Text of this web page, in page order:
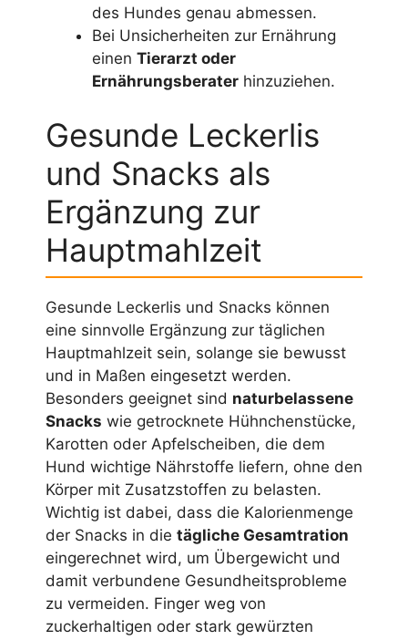
des Hundes genau abmessen.
Bei Unsicherheiten zur Ernährung
einen Tierarzt oder
Ernährungsberater hinzuziehen.
Gesunde Leckerlis
und Snacks als
Ergänzung zur
Hauptmahlzeit
Gesunde Leckerlis und Snacks können
eine sinnvolle Ergänzung zur täglichen
Hauptmahlzeit sein, solange sie bewusst
und in Maßen eingesetzt werden.
Besonders geeignet sind naturbelassene
Snacks wie getrocknete Hühnchenstücke,
Karotten oder Apfelscheiben, die dem
Hund wichtige Nährstoffe liefern, ohne den
Körper mit Zusatzstoffen zu belasten.
Wichtig ist dabei, dass die Kalorienmenge
der Snacks in die tägliche Gesamtration
eingerechnet wird, um Übergewicht und
damit verbundene Gesundheitsprobleme
zu vermeiden. Finger weg von
zuckerhaltigen oder stark gewürzten